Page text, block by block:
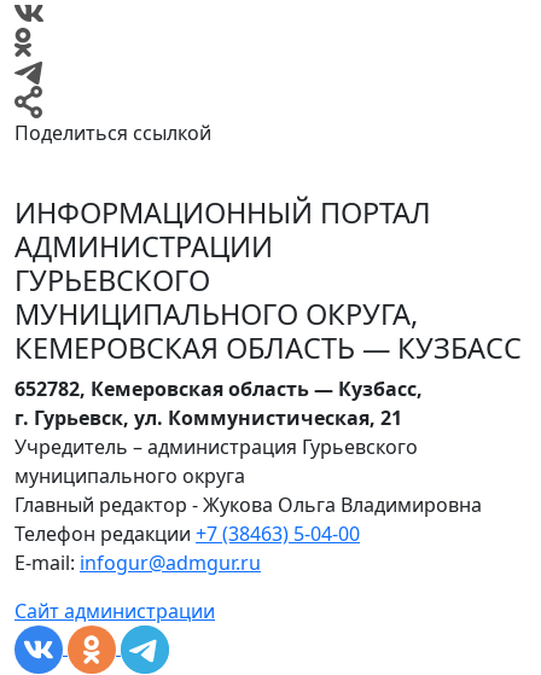
Поделиться ссылкой
ИНФОРМАЦИОННЫЙ ПОРТАЛ
АДМИНИСТРАЦИИ
ГУРЬЕВСКОГО
МУНИЦИПАЛЬНОГО ОКРУГА,
КЕМЕРОВСКАЯ ОБЛАСТЬ — КУЗБАСС
652782, Кемеровская область — Кузбасс,
г. Гурьевск, ул. Коммунистическая, 21
Учредитель – администрация Гурьевского
муниципального округа
Главный редактор - Жукова Ольга Владимировна
Телефон редакции +7 (38463) 5-04-00
E-mail: infogur@admgur.ru
Сайт администрации